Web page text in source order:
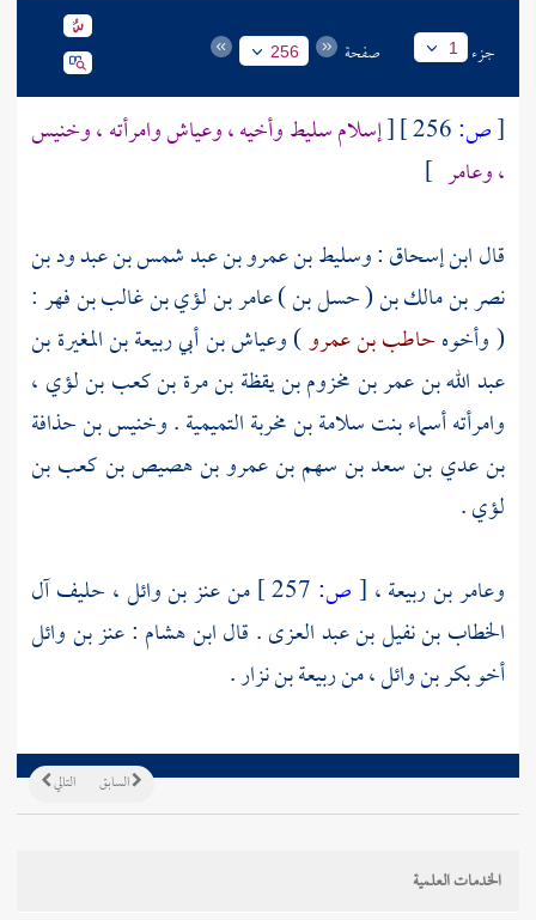
جزء 1 صفحة 256
[ص: [إسلامسليطوأخيه ،وعياشوامرأته ،وخنيس
،وعامر ]
قالابن إسحاق:وسليط بن عمرو بن عبد شمس بن عبد ود بن
نصر بن مالك بن ( حسل بن ) عامر بن لؤي بن غالب بن فهر:
( وأخوهحاطب بن عمرو)وعياش بن أبي ربيعة بن المغيرة بن
عبد الله بن عمر بن مخزوم بن يقظة بن مرة بن كعب بن لؤي ،
وامرأتهأسماء بنت سلامة بن مخربة التميمية.وخنيس بن حذافة
بن عدي بن سعد بن سهم بن عمرو بن هصيص بن كعب بن
لؤي.
وعامر بن ربيعة ، [ص:
من عنز بن وائل ، حليف آل
الخطاب بن نفيل بن عبد العزى. قالابن هشام :عنز بن وائل
أخو بكر بن وائل ، منربيعة بن نزار.
التالي السابق
الخدمات العلمية